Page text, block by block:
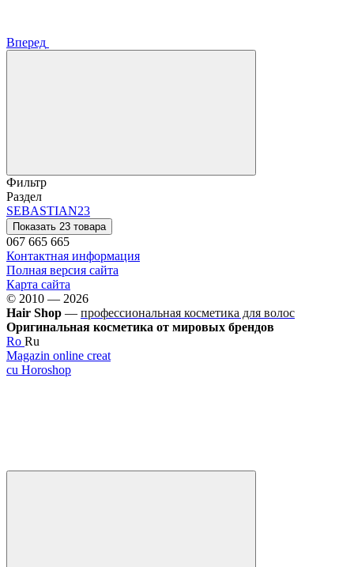
Вперед
Фильтр
Раздел
SEBASTIAN23
Показать 23 товара
067 665 665
Контактная информация
Полная версия сайта
Карта сайта
© 2010 — 2026
Hair Shop — профессиональная косметика для волос
Оригинальная косметика от мировых брендов
Ro Ru
Magazin online creat
cu Horoshop